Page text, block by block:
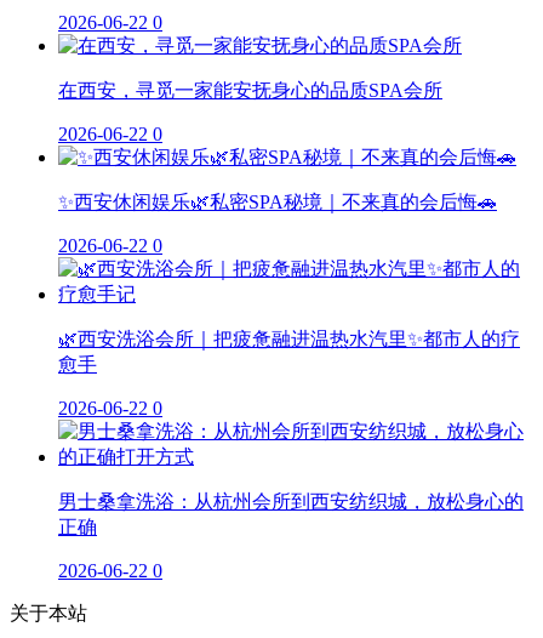
2026-06-22 0
在西安，寻觅一家能安抚身心的品质SPA会所
2026-06-22 0
✨西安休闲娱乐🌿私密SPA秘境｜不来真的会后悔🚗
2026-06-22 0
🌿西安洗浴会所｜把疲惫融进温热水汽里✨都市人的疗
愈手
2026-06-22 0
男士桑拿洗浴：从杭州会所到西安纺织城，放松身心的
正确
2026-06-22 0
关于本站